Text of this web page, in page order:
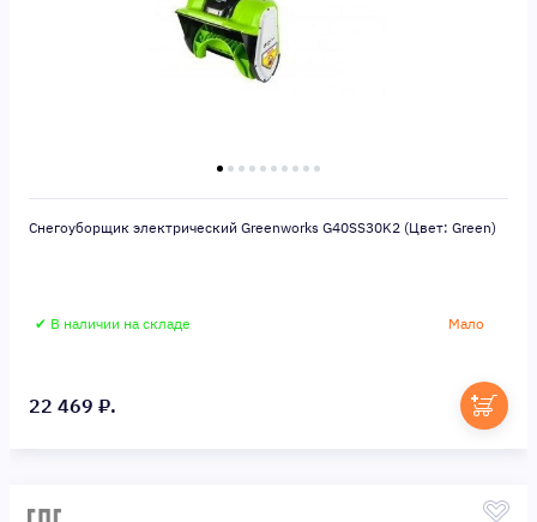
Снегоуборщик электрический Greenworks G40SS30K2 (Цвет: Green)
✔ В наличии на складе Мало
22 469 ₽.